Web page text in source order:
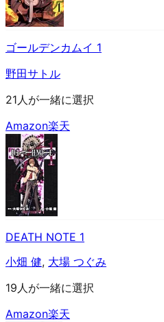
ゴールデンカムイ 1
野田サトル
21人が一緒に選択
Amazon楽天
DEATH NOTE 1
小畑 健, 大場 つぐみ
19人が一緒に選択
Amazon楽天